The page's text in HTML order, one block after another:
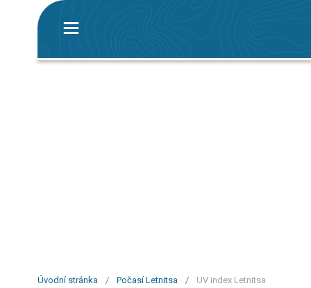
Úvodní stránka / Počasí Letnitsa / UV index Letnitsa